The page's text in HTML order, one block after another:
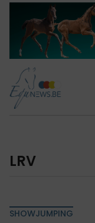
LRV
SHOWJUMPING